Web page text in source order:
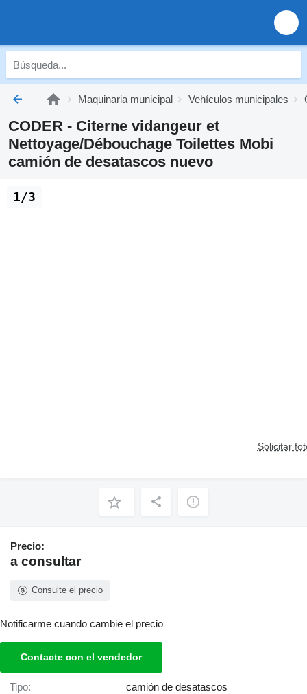
Maquinaria municipal Vehículos municipales
CODER - Citerne vidangeur et
Nettoyage/Débouchage Toilettes Mobi
camión de desatascos nuevo
Solicitar
1/3
Precio:
a consultar
Consulte el precio
Notificarme cuando cambie el precio
Contacte con el vendedor
Tipo: camión de desatascos